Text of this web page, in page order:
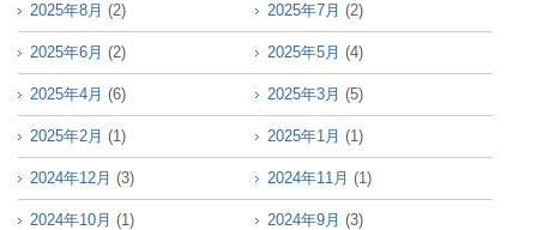
2025年8月 (2) 2025年7月 (2)
2025年6月 (2) 2025年5月 (4)
2025年4月 (6) 2025年3月 (5)
2025年2月 (1) 2025年1月 (1)
2024年12月 (3) 2024年11月 (1)
2024年10月 (1) 2024年9月 (3)